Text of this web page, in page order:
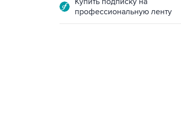
профессиональную ленту